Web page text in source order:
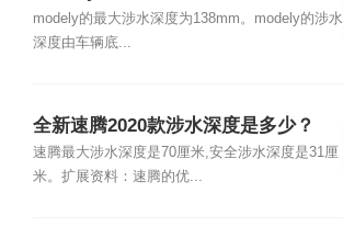
modely的最大涉水深度为138mm。modely的涉水
深度由车辆底...
全新速腾2020款涉水深度是多少？
速腾最大涉水深度是70厘米,安全涉水深度是31厘
米。扩展资料：速腾的优...